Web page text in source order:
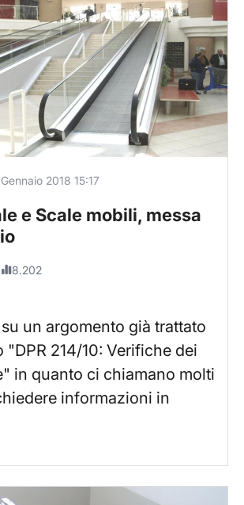
2018 15:17
e Scale mobili, messa
8.202
un argomento già trattato
214/10: Verifiche dei
in quanto ci chiamano molti
informazioni in